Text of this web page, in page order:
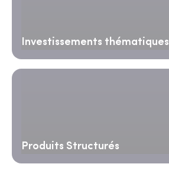
Investissements thématiques
Produits Structurés